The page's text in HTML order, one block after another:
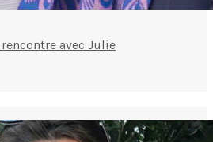
avec Julie